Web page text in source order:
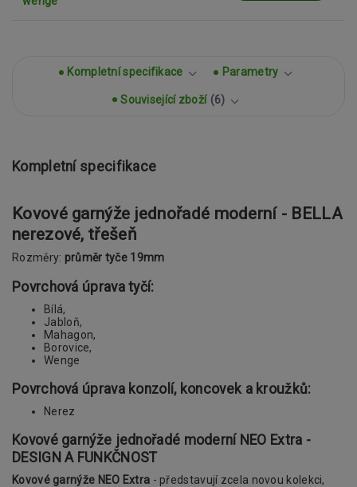
Kompletní specifikace Parametry
Související zboží 6
Kompletní specifikace
Kovové garnýže jednořadé moderní - BELLA
nerezové, třešeň
Rozměry: průměr tyče 19mm
Povrchová úprava tyčí:
Bílá,
Jabloň,
Mahagon,
Borovice,
Wenge
Povrchová úprava konzolí, koncovek a kroužků:
Nerez
Kovové garnýže jednořadé moderní NEO Extra -
DESIGN A FUNKČNOST
Kovové garnýže NEO Extra - představují zcela novou kolekci,